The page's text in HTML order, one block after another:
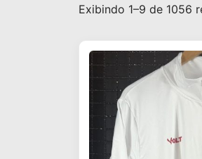
Exibindo 1–9 de 1056